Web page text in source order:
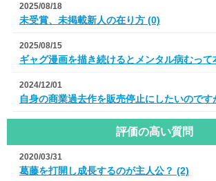
2025/08/18
未受賞、未掲載新人の在り方 (0)
2025/08/15
ギャグ漫画を描き続けるとメンタル病むっ
2024/12/01
自身の商業過去作を販売停止にしたいのです
評価の高い質問
2020/03/31
葛藤を打開し成長するのが主人公？ (2)